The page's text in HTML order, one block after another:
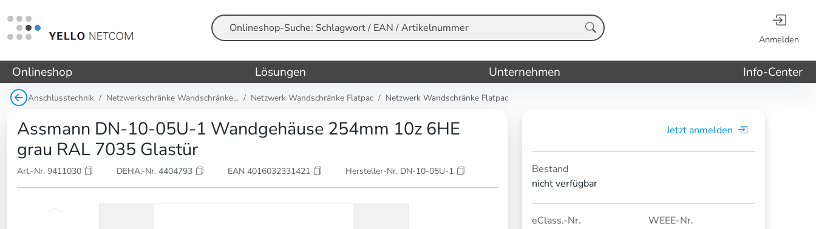
Suche Anmelden
Onlineshop Lösungen Unternehmen Info-Center
Anschlusstechnik Netzwerkschränke Wandschränke... Netzwerk Wandschränke Flatpac Netzwerk Wandschränke Flatpac
Assmann DN-10-05U-1 Wandgehäuse 254mm 10z 6HE
grau RAL 7035 Glastür
Art.-Nr. 9411030 DEHA.-Nr. 4404793 EAN 4016032331421 Hersteller-Nr. DN-10-05U-1
Jetzt anmelden
Bestand
nicht verfügbar
eClass.-Nr.
WEEE-Nr.